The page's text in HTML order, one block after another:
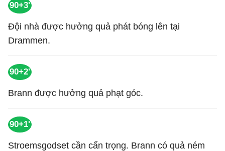
90+3'
Đội nhà được hưởng quả phát bóng lên tại
Drammen.
90+2'
Brann được hưởng quả phạt góc.
90+1'
Stroemsgodset cần cẩn trọng. Brann có quả ném